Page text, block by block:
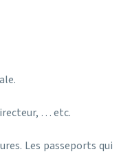
… etc.
Les passeports qui